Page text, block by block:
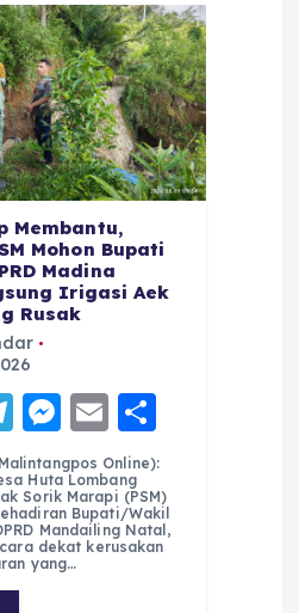
Membantu,
Mohon Bupati
Madina
Irigasi Aek
Rusak
T
el
e
g
r
M
e
ss
e
n
E
m
ai
l
h
a
re
Online):
Huta Lombang
Sorik Marapi (PSM)
Bupati/Wakil
Mandailing Natal,
dekat kerusakan
yang…